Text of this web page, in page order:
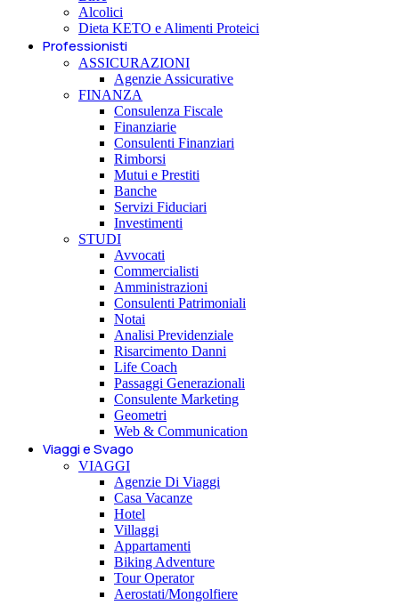
Alcolici
Dieta KETO e Alimenti Proteici
Professionisti
ASSICURAZIONI
Agenzie Assicurative
FINANZA
Consulenza Fiscale
Finanziarie
Consulenti Finanziari
Rimborsi
Mutui e Prestiti
Banche
Servizi Fiduciari
Investimenti
STUDI
Avvocati
Commercialisti
Amministrazioni
Consulenti Patrimoniali
Notai
Analisi Previdenziale
Risarcimento Danni
Life Coach
Passaggi Generazionali
Consulente Marketing
Geometri
Web & Communication
Viaggi e Svago
VIAGGI
Agenzie Di Viaggi
Casa Vacanze
Hotel
Villaggi
Appartamenti
Biking Adventure
Tour Operator
Aerostati/Mongolfiere